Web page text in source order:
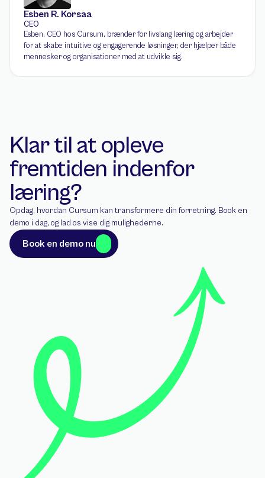
Esben R. Korsaa
CEO
Esben, CEO hos Cursum, brænder for livslang læring og arbejder
for at skabe intuitive og engagerende løsninger, der hjælper både
mennesker og organisationer med at udvikle sig.
Klar til at opleve
fremtiden indenfor
læring?
Opdag, hvordan Cursum kan transformere din forretning. Book en
demo i dag, og lad os vise dig mulighederne.
Book en demo nu
Book en demo nu